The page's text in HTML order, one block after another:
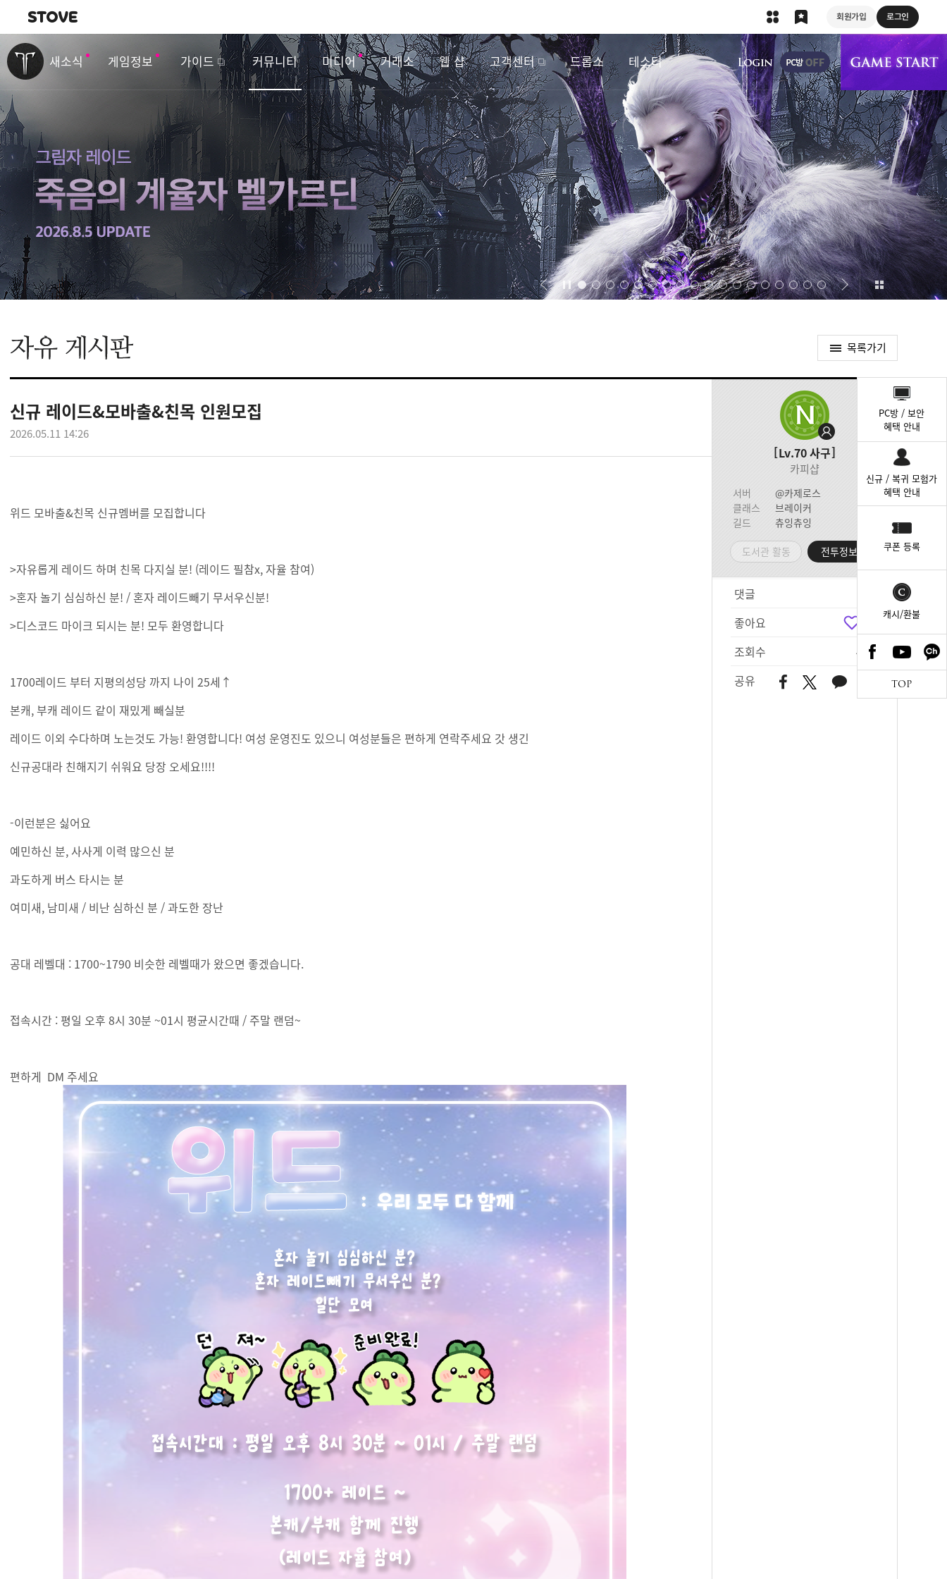
회원가입 로그인
내비게이션
새소식 게임정보 가이드 커뮤니티 미디어 거래소 웹 샵 고객센터 드롭스 테스터
상단 메뉴
벤
트
&
업
데
이
트
목록가기
신규 레이드&모바출&친목 인원모집
2026.05.11 14:26
Lv.70사구
카피샵
서버
@카제로스
클래스
브레이커
길드
츄잉츄잉
도서관 활동 전투정보실
댓글
좋아요
조회수
462
공유
위드 모바출&친목 신규멤버를 모집합니다
>자유롭게 레이드 하며 친목 다지실 분! (레이드 필참x, 자율 참여)
>혼자 놀기 심심하신 분! / 혼자 레이드빼기 무서우신분!
>디스코드 마이크 되시는 분! 모두 환영합니다
1700레이드 부터 지평의성당 까지 나이 25세↑
본캐, 부캐 레이드 같이 재밌게 빼실분
레이드 이외 수다하며 노는것도 가능! 환영합니다! 여성 운영진도 있으니 여성분들은 편하게 연락주세요 갓 생긴
신규공대라 친해지기 쉬워요 당장 오세요!!!!
-이런분은 싫어요
예민하신 분, 사사게 이력 많으신 분
과도하게 버스 타시는 분
여미새, 남미새 / 비난 심하신 분 / 과도한 장난
공대 레벨대 : 1700~1790 비슷한 레벨때가 왔으면 좋겠습니다.
접속시간 : 평일 오후 8시 30분 ~01시 평균시간때 / 주말 랜덤~
편하게 DM 주세요
PC방 / 보안
혜택 안내
신규 / 복귀 모험가
혜택 안내
쿠폰 등록
캐시/환불
TOP